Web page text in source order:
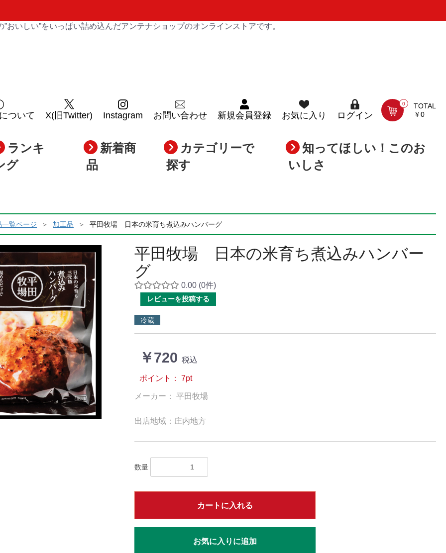
いしい”をいっぱい詰め込んだアンテナショップのオンラインストアです。
ついて X(旧Twitter) Instagram お問い合わせ 新規会員登録 お気に入り ログイン
0
TOTAL
￥0
ランキ
グ
新着商
品
カテゴリーで
探す
知ってほしい！このお
いしさ
一覧ページ 加工品 平田牧場 日本の米育ち煮込みハンバーグ
平田牧場 日本の米育ち煮込みハンバー
グ
0.00 (0件)
レビューを投稿する
冷蔵
￥720 税込
ポイント： 7pt
メーカー： 平田牧場
出店地域：庄内地方
数量
カートに入れる
お気に入りに追加